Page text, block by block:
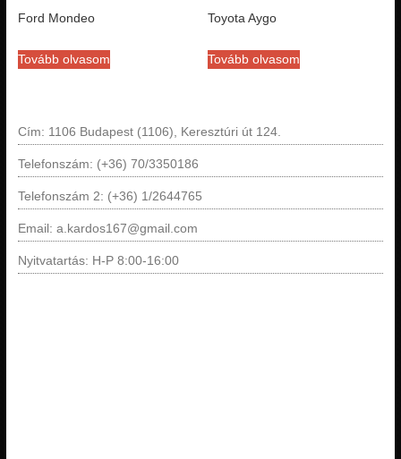
Ford Mondeo
Tovább olvasom
Toyota Aygo
Tovább olvasom
Cím: 1106 Budapest (1106), Keresztúri út 124.
Telefonszám: (+36) 70/3350186
Telefonszám 2: (+36) 1/2644765
Email: a.kardos167@gmail.com
Nyitvatartás: H-P 8:00-16:00